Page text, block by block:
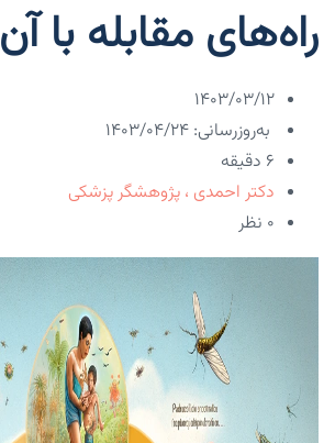
راه‌های مقابله با آن
۱۴۰۳/۰۳/۱۲
به‌روزرسانی: ۱۴۰۳/۰۴/۲۴
6 دقیقه
دکتر احمدی ، پژوهشگر پزشکی
۰ نظر